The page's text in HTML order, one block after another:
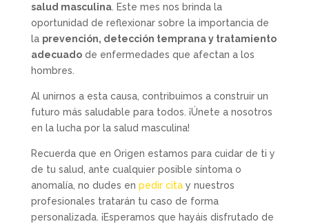
salud masculina. Este mes nos brinda la
oportunidad de reflexionar sobre la importancia de
la prevención, detección temprana y tratamiento
adecuadode enfermedades que afectan a los
hombres.
Al unirnos a esta causa, contribuimos a construir un
futuro más saludable para todos. ¡Únete a nosotros
en la lucha por la salud masculina!
Recuerda que en Origen estamos para cuidar de ti y
de tu salud, ante cualquier posible síntoma o
anomalía, no dudes en pedir citay nuestros
profesionales tratarán tu caso de forma
personalizada. ¡Esperamos que hayáis disfrutado de